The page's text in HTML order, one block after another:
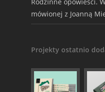
mówionej z Joanną
Projekty ostatnio